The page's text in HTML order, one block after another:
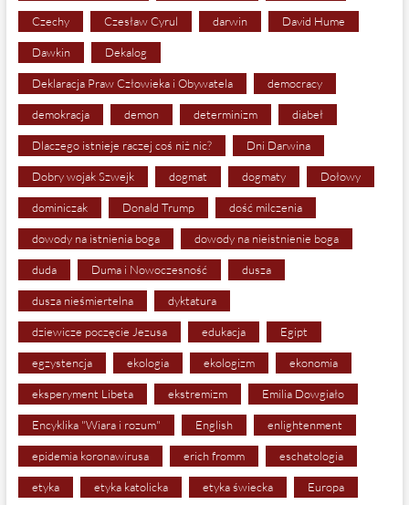
Czechy Czesław Cyrul darwin David Hume
Dawkin Dekalog
Deklaracja Praw Człowieka i Obywatela democracy
demokracja demon determinizm diabeł
Dlaczego istnieje raczej coś niż nic? Dni Darwina
Dobry wojak Szwejk dogmat dogmaty Dołowy
dominiczak Donald Trump dość milczenia
dowody na istnienia boga dowody na nieistnienie boga
duda Duma i Nowoczesność dusza
dusza nieśmiertelna dyktatura
dziewicze poczęcie Jezusa edukacja Egipt
egzystencja ekologia ekologizm ekonomia
eksperyment Libeta ekstremizm Emilia Dowgiało
Encyklika "Wiara i rozum" English enlightenment
epidemia koronawirusa erich fromm eschatologia
etyka etyka katolicka etyka świecka Europa